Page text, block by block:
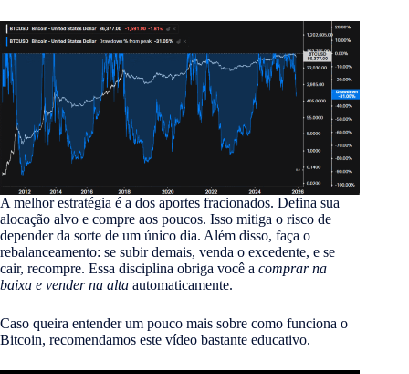
A melhor estratégia é a dos aportes fracionados. Defina sua
alocação alvo e compre aos poucos. Isso mitiga o risco de
depender da sorte de um único dia. Além disso, faça o
rebalanceamento: se subir demais, venda o excedente, e se
cair, recompre. Essa disciplina obriga você a comprar na
baixa e vender na alta automaticamente.
Caso queira entender um pouco mais sobre como funciona o
Bitcoin, recomendamos este vídeo bastante educativo.